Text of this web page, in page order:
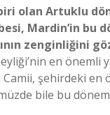
olan Artuklu
Mardin’in bu
zenginliğini
en önemli
şehirdeki en
bile bu